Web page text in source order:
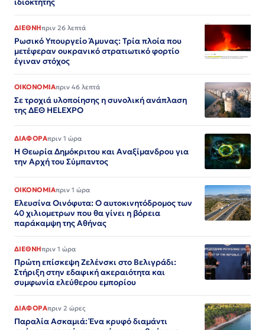
ιδιοκτήτης
ΔΙΕΘΝΗπριν 26 λεπτά
Ρωσικό Υπουργείο Άμυνας: Τρία πλοία που
μετέφεραν ουκρανικό στρατιωτικό φορτίο
έγιναν στόχος
ΟΙΚΟΝΟΜΙΑπριν 46 λεπτά
Σε τροχιά υλοποίησης η συνολική ανάπλαση
της ΔΕΘ HELEXPO
ΔΙΑΦΟΡΑπριν 1 ώρα
Η Θεωρία Δημόκριτου και Αναξίμανδρου για
την Αρχή του Σύμπαντος
ΟΙΚΟΝΟΜΙΑπριν 1 ώρα
Ελευσίνα Οινόφυτα: Ο αυτοκινητόδρομος των
40 χιλιομετρων που θα γίνει η βόρεια
παράκαμψη της Αθήνας
ΔΙΕΘΝΗπριν 1 ώρα
Πρώτη επίσκεψη Ζελένσκι στο Βελιγράδι:
Στήριξη στην εδαφική ακεραιότητα και
συμφωνία ελεύθερου εμπορίου
ΔΙΑΦΟΡΑπριν 2 ώρες
Παραλία Ασκαμιά: Ένα κρυφό διαμάντι